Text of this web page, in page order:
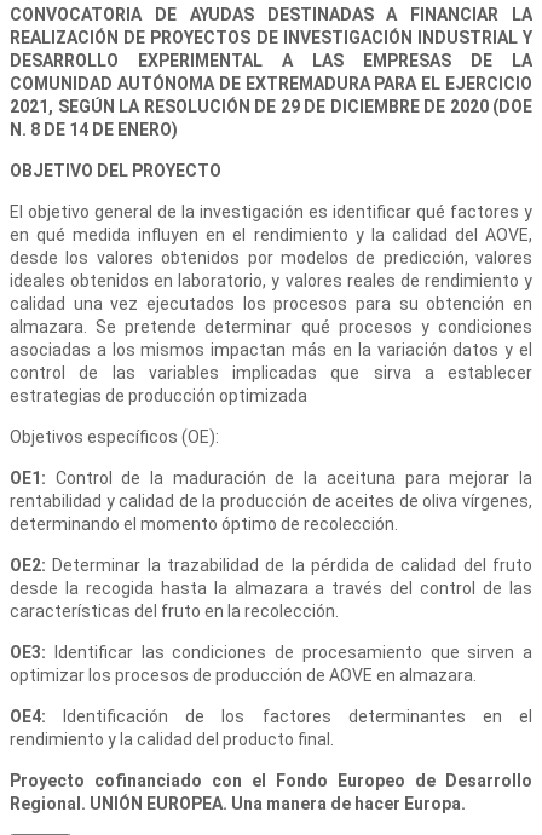
CONVOCATORIA DE AYUDAS DESTINADAS A FINANCIAR LA
REALIZACIÓN DE PROYECTOS DE INVESTIGACIÓN INDUSTRIAL Y
DESARROLLO EXPERIMENTAL A LAS EMPRESAS DE LA
COMUNIDAD AUTÓNOMA DE EXTREMADURA PARA EL EJERCICIO
2021, SEGÚN LA RESOLUCIÓN DE 29 DE DICIEMBRE DE 2020 (DOE
N. 8 DE 14 DE ENERO)
OBJETIVO DEL PROYECTO
El objetivo general de la investigación es identificar qué factores y
en qué medida influyen en el rendimiento y la calidad del AOVE,
desde los valores obtenidos por modelos de predicción, valores
ideales obtenidos en laboratorio, y valores reales de rendimiento y
calidad una vez ejecutados los procesos para su obtención en
almazara. Se pretende determinar qué procesos y condiciones
asociadas a los mismos impactan más en la variación datos y el
control de las variables implicadas que sirva a establecer
estrategias de producción optimizada
Objetivos específicos (OE):
OE1: Control de la maduración de la aceituna para mejorar la
rentabilidad y calidad de la producción de aceites de oliva vírgenes,
determinando el momento óptimo de recolección.
OE2: Determinar la trazabilidad de la pérdida de calidad del fruto
desde la recogida hasta la almazara a través del control de las
características del fruto en la recolección.
OE3:
Identificar las condiciones de procesamiento que sirven a
optimizar los procesos de producción de AOVE en almazara.
OE4:
Identificación de los factores determinantes en el
rendimiento y la calidad del producto final.
Proyecto cofinanciado con el Fondo Europeo de Desarrollo
Regional. UNIÓN EUROPEA. Una manera de hacer Europa.